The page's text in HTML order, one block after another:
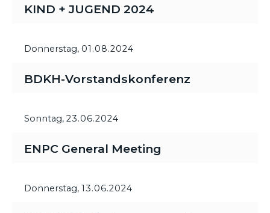
KIND + JUGEND 2024
Donnerstag, 01.08.2024
BDKH-Vorstandskonferenz
Sonntag, 23.06.2024
ENPC General Meeting
Donnerstag, 13.06.2024